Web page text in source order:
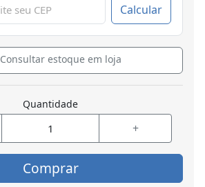
Calcular
Consultar estoque em loja
Quantidade
+
Comprar